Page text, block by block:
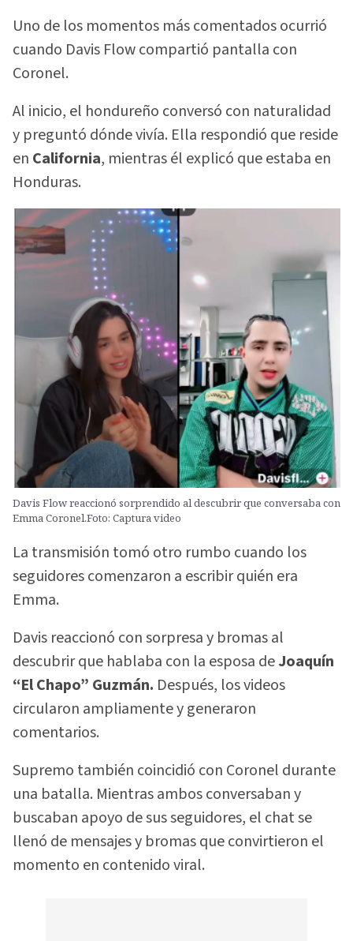
Uno de los momentos más comentados ocurrió
cuando Davis Flow compartió pantalla con
Coronel.
Al inicio, el hondureño conversó con naturalidad
y preguntó dónde vivía. Ella respondió que reside
en California, mientras él explicó que estaba en
Honduras.
Davis Flow reaccionó sorprendido al descubrir que conversaba con
Emma Coronel.Foto: Captura video
La transmisión tomó otro rumbo cuando los
seguidores comenzaron a escribir quién era
Emma.
Davis reaccionó con sorpresa y bromas al
descubrir que hablaba con la esposa deJoaquín
“El Chapo” Guzmán. Después, los videos
circularon ampliamente y generaron
comentarios.
Supremo también coincidió con Coronel durante
una batalla. Mientras ambos conversaban y
buscaban apoyo de sus seguidores, el chat se
llenó de mensajes y bromas que convirtieron el
momento en contenido viral.